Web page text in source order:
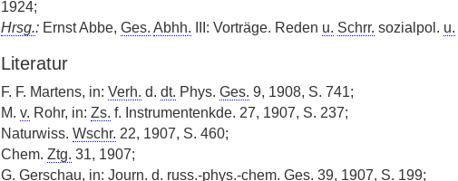
1924;
Hrsg.:Ernst Abbe, Ges. Abhh. III: Vorträge. Reden u. Schrr. sozialpol. u.
Literatur
F. F. Martens, in: Verh. d. dt. Phys. Ges. 9, 1908, S. 741;
M. v. Rohr, in: Zs. f. Instrumentenkde. 27, 1907, S. 237;
Naturwiss. Wschr. 22, 1907, S. 460;
Chem. Ztg. 31, 1907;
G. Gerschau, in: Journ. d. russ.-phys.-chem. Ges. 39, 1907, S. 199;